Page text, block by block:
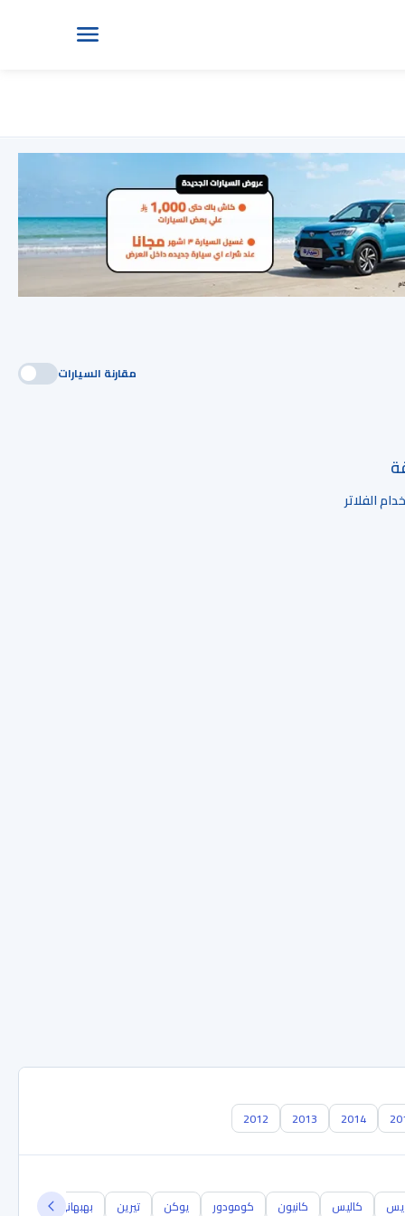
مقارنة السيارات
الفلاتر
2014
2013
2012
كاليس كانيون كومودور يوكن تيرين بهبهاني